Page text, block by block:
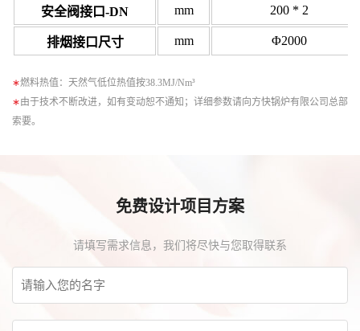
安全阀接口-DN mm 200 * 2
排烟接口尺寸 mm Φ2000
∗燃料热值：天然气低位热值按38.3MJ/Nm³
∗由于技术不断改进，如有变动恕不通知；详细参数请向方快锅炉有限公司总部
索要。
免费设计项目方案
请填写需求信息，我们将尽快与您取得联系